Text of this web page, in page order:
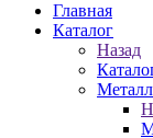
Главная
Каталог
Назад